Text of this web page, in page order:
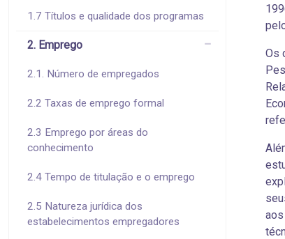
1.7 Títulos e qualidade dos programas
2. Emprego
2.1. Número de empregados
2.2 Taxas de emprego formal
2.3 Emprego por áreas do
conhecimento
2.4 Tempo de titulação e o emprego
2.5 Natureza jurídica dos
estabelecimentos empregadores
Os